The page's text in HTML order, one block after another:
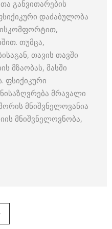
განვითარების
დაძაბულობა
თუმცა,
თავის თავში
მზაობას, მასში
ფსიქიკური
მრავალი
მნიშვნელოვანია
მნიშვნელოვნობა,